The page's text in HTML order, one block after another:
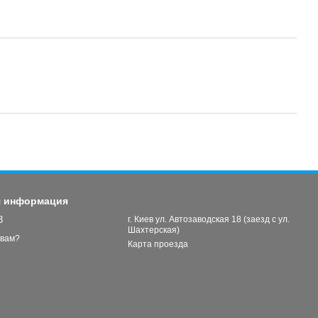
информация
г. Киев ул. Автозаводская 18 (заезд с ул.
Шахтерская)
Карта проезда